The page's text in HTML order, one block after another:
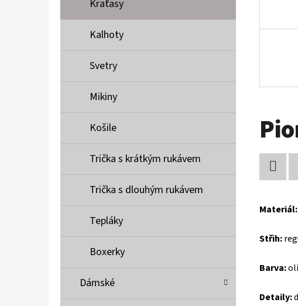
Kraťasy
Kalhoty
Svetry
Mikiny
Košile
Trička s krátkým rukávem
Trička s dlouhým rukávem
Tepláky
Boxerky
Dámské
Materiál:
Střih:
Barva:
Detaily: